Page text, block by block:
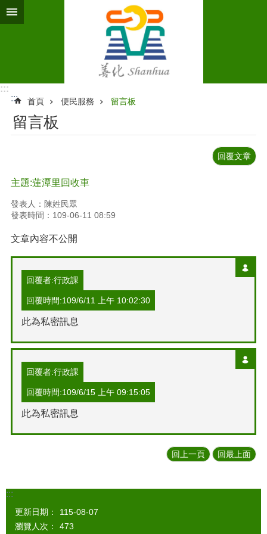
跳到主要內容區塊
:::
:::
首頁 便民服務 留言板
留言板
回覆文章
主題:蓮潭里回收車
發表人：陳姓民眾
發表時間：109-06-11 08:59
文章內容不公開
回覆者:行政課
回覆時間:109/6/11 上午 10:02:30
此為私密訊息
回覆者:行政課
回覆時間:109/6/15 上午 09:15:05
此為私密訊息
回上一頁 回最上面
:::
更新日期：
115-08-07
瀏覽人次：
473